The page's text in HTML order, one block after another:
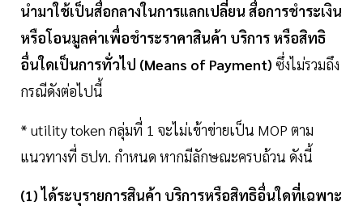
นำมาใช้เป็นสื่อกลางในการแลกเปลี่ยน สื่อการชำระเงิน
หรือโอนมูลค่าเพื่อชำระราคาสินค้า บริการ หรือสิทธิ
อื่นใดเป็นการทั่วไป (Means of Payment) ซึ่งไม่รวมถึง
กรณีดังต่อไปนี้
* utility token กลุ่มที่ 1 จะไม่เข้าข่ายเป็น MOP ตาม
แนวทางที่ ธปท. กำหนด หากมีลักษณะครบถ้วน ดังนี้
(1) ได้ระบุรายการสินค้า บริการหรือสิทธิอื่นใดที่เฉพาะ